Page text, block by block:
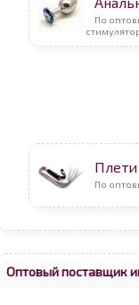
По
По
Оптовый поставщик